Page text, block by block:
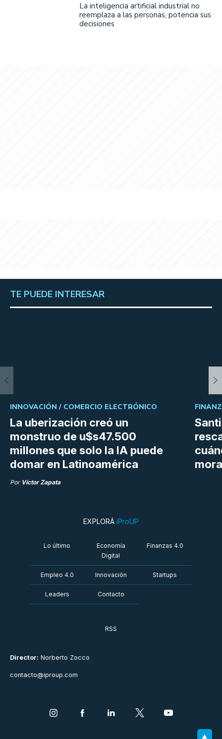
La inteligencia artificial industrial no
reemplaza a las personas, potencia sus
decisiones
TE PUEDE INTERESAR
La uberización creó un
monstruo de u$s47.500
millones que solo la IA puede
domar en Latinoamérica
INNOVACIÓN / COMERCIO ELECTRÓNICO
Por Víctor Zapata
Director: Norberto Zocco
contacto@iproup.com
EXPLORÁ iProUP
Lo último
Economía
Digital
Finanzas 4.0
Empleo 4.0 Innovación Startups
Leaders Contacto
RSS